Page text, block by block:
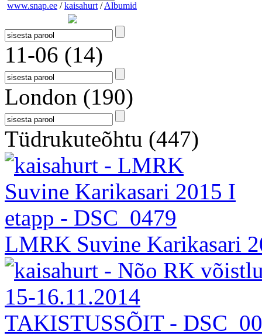
www.snap.ee / kaisahurt / Albumid
11-06 (14)
London (190)
Tüdrukuteõhtu (447)
LMRK Suvine Karikasari